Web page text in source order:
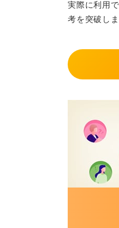
実際に利用
考を突破しま